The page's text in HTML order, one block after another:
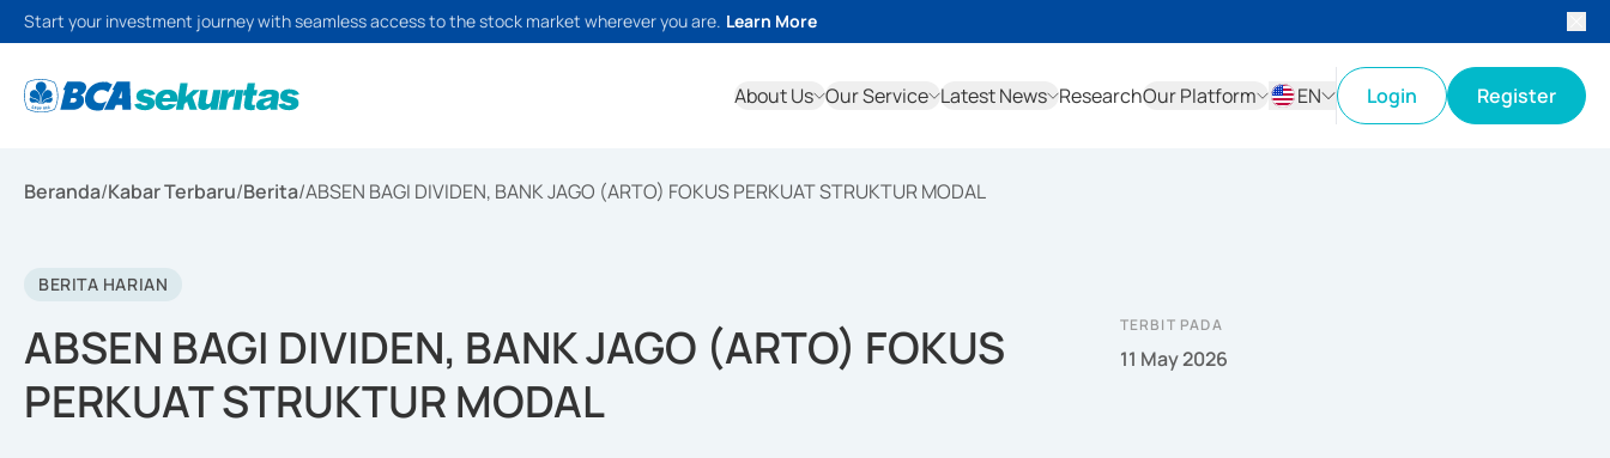
Start your investment journey with seamless access to the stock market wherever you are. Learn More
About Us Our Service Latest News ResearchOur Platform
EN
Login Register
Beranda/Kabar Terbaru/Berita/ABSEN BAGI DIVIDEN, BANK JAGO (ARTO) FOKUS PERKUAT STRUKTUR MODAL
BERITA HARIAN
ABSEN BAGI DIVIDEN, BANK JAGO (ARTO) FOKUS
PERKUAT STRUKTUR MODAL
TERBIT PADA
11 May 2026